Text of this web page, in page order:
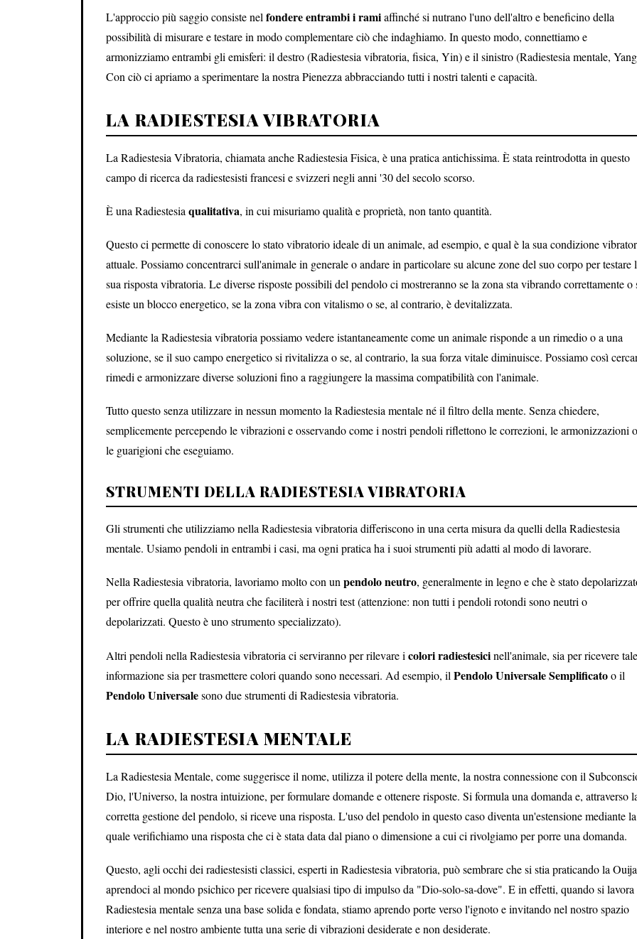
L'approccio più saggio consiste nel fondere entrambi i ramiaffinché si nutrano l'uno dell'altro e beneficino della
possibilità di misurare e testare in modo complementare ciò che indaghiamo. In questo modo, connettiamo e
armonizziamo entrambi gli emisferi: il destro (Radiestesia vibratoria, fisica, Yin) e il sinistro (Radiestesia mentale,
Con ciò ci apriamo a sperimentare la nostra Pienezza abbracciando tutti i nostri talenti e capacità.
LA RADIESTESIA VIBRATORIA
La Radiestesia Vibratoria, chiamata anche Radiestesia Fisica, è una pratica antichissima. È stata reintrodotta in questo
campo di ricerca da radiestesisti francesi e svizzeri negli anni '30 del secolo scorso.
È una Radiestesia qualitativa, in cui misuriamo qualità e proprietà, non tanto quantità.
Questo ci permette di conoscere lo stato vibratorio ideale di un animale, ad esempio, e qual è la sua condizione
attuale. Possiamo concentrarci sull'animale in generale o andare in particolare su alcune zone del suo corpo per testare
sua risposta vibratoria. Le diverse risposte possibili del pendolo ci mostreranno se la zona sta vibrando correttamente o
esiste un blocco energetico, se la zona vibra con vitalismo o se, al contrario, è devitalizzata.
Mediante la Radiestesia vibratoria possiamo vedere istantaneamente come un animale risponde a un rimedio o a una
soluzione, se il suo campo energetico si rivitalizza o se, al contrario, la sua forza vitale diminuisce. Possiamo così
rimedi e armonizzare diverse soluzioni fino a raggiungere la massima compatibilità con l'animale.
Tutto questo senza utilizzare in nessun momento la Radiestesia mentale né il filtro della mente. Senza chiedere,
semplicemente percependo le vibrazioni e osservando come i nostri pendoli riflettono le correzioni, le armonizzazioni o
le guarigioni che eseguiamo.
STRUMENTI DELLA RADIESTESIA VIBRATORIA
Gli strumenti che utilizziamo nella Radiestesia vibratoria differiscono in una certa misura da quelli della Radiestesia
mentale. Usiamo pendoli in entrambi i casi, ma ogni pratica ha i suoi strumenti più adatti al modo di lavorare.
Nella Radiestesia vibratoria, lavoriamo molto con unpendolo neutro, generalmente in legno e che è stato
per offrire quella qualità neutra che faciliterà i nostri test (attenzione: non tutti i pendoli rotondi sono neutri o
depolarizzati. Questo è uno strumento specializzato).
Altri pendoli nella Radiestesia vibratoria ci serviranno per rilevare i colori radiestesicinell'animale, sia per ricevere tale
informazione sia per trasmettere colori quando sono necessari. Ad esempio, il Pendolo Universale Semplificatoo il
Pendolo Universalesono due strumenti di Radiestesia vibratoria.
LA RADIESTESIA MENTALE
La Radiestesia Mentale, come suggerisce il nome, utilizza il potere della mente, la nostra connessione con il
Dio, l'Universo, la nostra intuizione, per formulare domande e ottenere risposte. Si formula una domanda e, attraverso
corretta gestione del pendolo, si riceve una risposta. L'uso del pendolo in questo caso diventa un'estensione mediante la
quale verifichiamo una risposta che ci è stata data dal piano o dimensione a cui ci rivolgiamo per porre una domanda.
Questo, agli occhi dei radiestesisti classici, esperti in Radiestesia vibratoria, può sembrare che si stia praticando la
aprendoci al mondo psichico per ricevere qualsiasi tipo di impulso da "Dio-solo-sa-dove". E in effetti, quando si lavora
Radiestesia mentale senza una base solida e fondata, stiamo aprendo porte verso l'ignoto e invitando nel nostro spazio
interiore e nel nostro ambiente tutta una serie di vibrazioni desiderate e non desiderate.